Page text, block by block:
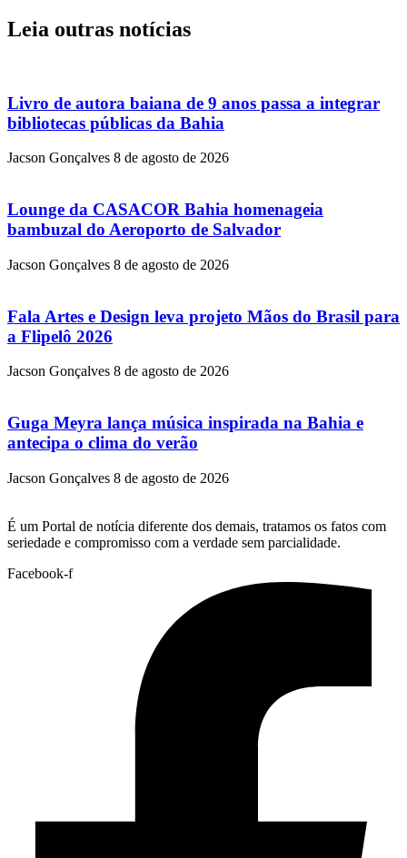
Leia outras notícias
Livro de autora baiana de 9 anos passa a integrar
bibliotecas públicas da Bahia
Jacson Gonçalves 8 de agosto de 2026
Lounge da CASACOR Bahia homenageia
bambuzal do Aeroporto de Salvador
Jacson Gonçalves 8 de agosto de 2026
Fala Artes e Design leva projeto Mãos do Brasil para
a Flipelô 2026
Jacson Gonçalves 8 de agosto de 2026
Guga Meyra lança música inspirada na Bahia e
antecipa o clima do verão
Jacson Gonçalves 8 de agosto de 2026
É um Portal de notícia diferente dos demais, tratamos os fatos com
seriedade e compromisso com a verdade sem parcialidade.
Facebook-f